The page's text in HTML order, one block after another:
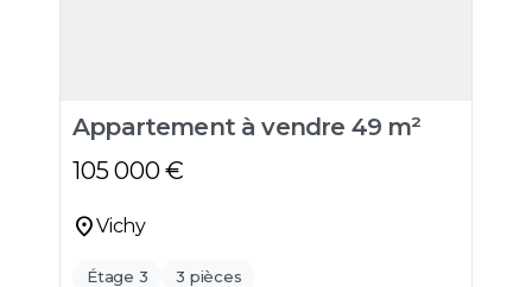
Appartement à vendre 49 m²
105 000€
location_onVichy
Étage 3
3 pièces